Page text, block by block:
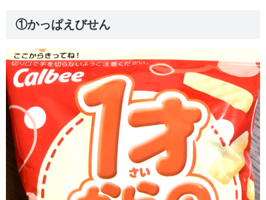
①かっぱえびせん